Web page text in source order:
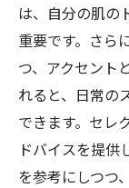
は、自分の肌の
重要です。さら
つ、アクセント
れると、日常の
できます。セレ
ドバイスを提供
を参考にしつつ